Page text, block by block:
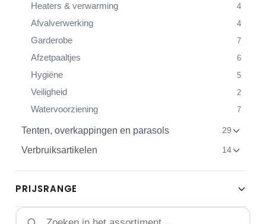
Heaters & verwarming 4
Afvalverwerking 4
Garderobe 7
Afzetpaaltjes 6
Hygiëne 5
Veiligheid 2
Watervoorziening 7
Tenten, overkappingen en parasols 29
Verbruiksartikelen 14
PRIJSRANGE